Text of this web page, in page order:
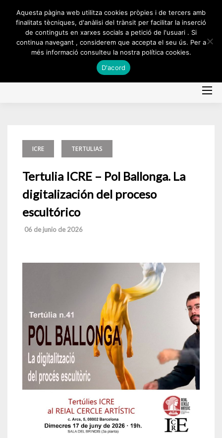
ICRE TERTULIAS
Tertulia ICRE – Pol Ballonga. La
digitalización del proceso
escultórico
06 de junio de 2026
Aquesta pàgina web utilitza cookies pròpies i de tercers amb
finalitats tècniques, d'anàlisi del trànsit per facilitar la inserció
de continguts en xarxes socials a petició de l'usuari . Si
continua navegant , considerem que accepta el seu ús. Per a
més informació consulteu la nostra política cookies.
D'acord